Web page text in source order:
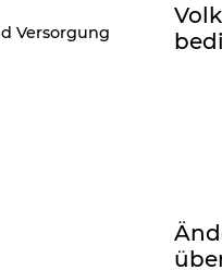
Versorgung